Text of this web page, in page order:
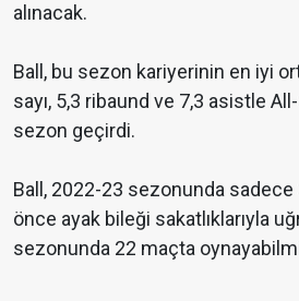
alınacak.
Ball, bu sezon kariyerinin en iyi
sayı, 5,3 ribaund ve 7,3 asistle
sezon geçirdi.
Ball, 2022-23 sezonunda
önce ayak bileği sakatlıklarıyla
sezonunda 22 maçta